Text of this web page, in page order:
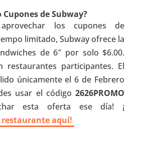
de Subway?
los cupones de
limitado, Subway ofrece la
de 6″ por solo $6.00.
restaurantes participantes. El
únicamente el 6 de Febrero
usar el código2626PROMO
esta oferta ese día! ¡
aquí!